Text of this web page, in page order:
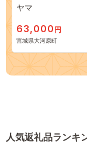
ヤマ
63,000 円
宮城県大河原町
人気返礼品ランキ